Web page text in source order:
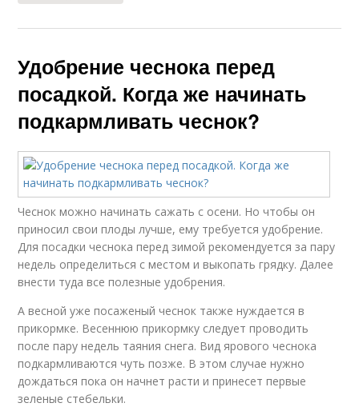
Удобрение чеснока перед
посадкой. Когда же начинать
подкармливать чеснок?
Чеснок можно начинать сажать с осени. Но чтобы он
приносил свои плоды лучше, ему требуется удобрение.
Для посадки чеснока перед зимой рекомендуется за пару
недель определиться с местом и выкопать грядку. Далее
внести туда все полезные удобрения.
А весной уже посаженый чеснок также нуждается в
прикормке. Весеннюю прикормку следует проводить
после пару недель таяния снега. Вид ярового чеснока
подкармливаются чуть позже. В этом случае нужно
дождаться пока он начнет расти и принесет первые
зеленые стебельки.